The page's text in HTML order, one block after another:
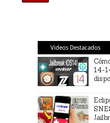
Videos Destacados
14-